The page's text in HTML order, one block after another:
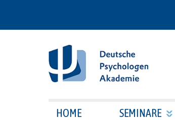
HOME SEMINARE